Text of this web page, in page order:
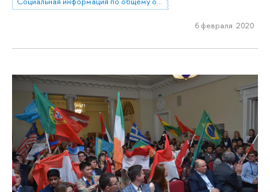
6 февраля 2020